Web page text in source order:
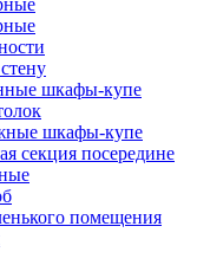
шкафы-купе
шкафы-купе
секция посередине
помещения